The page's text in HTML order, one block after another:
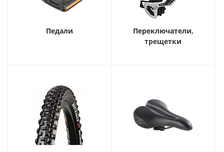
Педали
Переключатели,
трещетки